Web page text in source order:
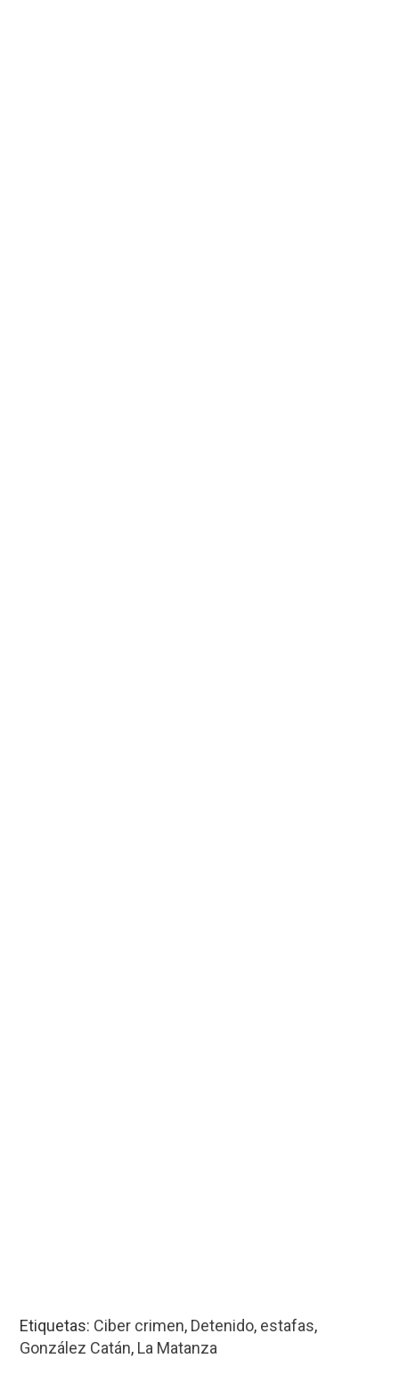
Etiquetas: Ciber crimen, Detenido, estafas,
González Catán, La Matanza